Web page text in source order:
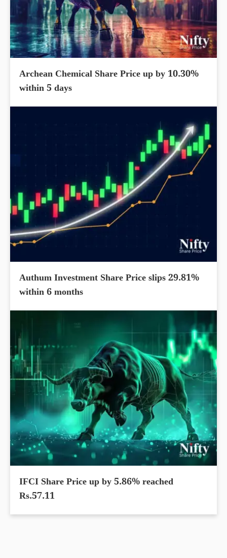
Archean Chemical Share Price up by 10.30%
within 5 days
Authum Investment Share Price slips 29.81%
within 6 months
IFCI Share Price up by 5.86% reached
Rs.57.11